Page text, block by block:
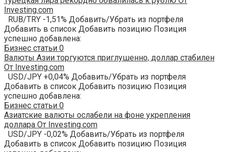
Investing.com
RUB/TRY -1,51% Добавить/Убрать из портфеля
Добавить в список Добавить позицию Позиция
успешно добавлена:
Бизнес статьи 0
Валюты Азии торгуются приглушенно, доллар стабилен
От Investing.com
USD/JPY +0,04% Добавить/Убрать из портфеля
Добавить в список Добавить позицию Позиция
успешно добавлена:
Бизнес статьи 0
Азиатские валюты ослабели на фоне укрепления
доллара От Investing.com
USD/JPY -0,02% Добавить/Убрать из портфеля
Добавить в список Добавить позицию Позиция